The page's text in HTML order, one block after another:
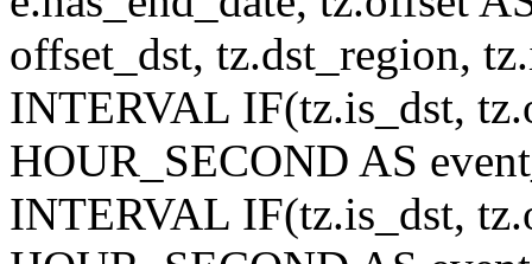
offset_dst, tz.dst_region,
INTERVAL IF(tz.is_dst,
HOUR_SECOND AS
INTERVAL IF(tz.is_dst,